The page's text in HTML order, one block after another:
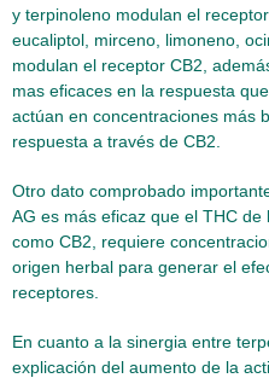
y terpinoleno modulan el
eucaliptol, mirceno, limoneno,
modulan el receptor CB2,
mas eficaces en la respuesta
actúan en concentraciones más
respuesta a través de CB2.
Otro dato comprobado
AG es más eficaz que el THC
como CB2, requiere
origen herbal para generar el
receptores.
En cuanto a la sinergia entre
explicación del aumento de la